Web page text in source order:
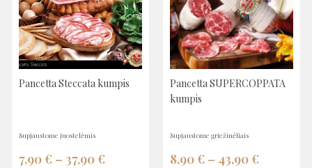
Pancetta Steccata kumpis
supjaustome juostelėmis
7,90 € – 37,90 €
Pancetta SUPERCOPPATA
kumpis
supjaustome griežinėliais
8,90 € – 43,90 €